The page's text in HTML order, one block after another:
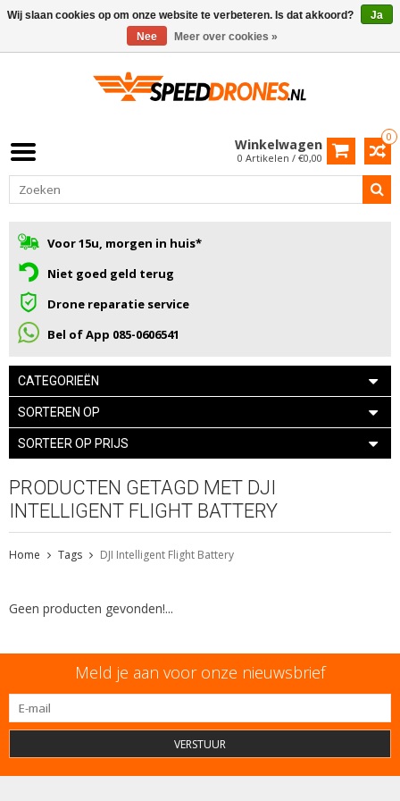
0
Winkelwagen
0 Artikelen / €0,00
Voor 15u, morgen in huis*
Niet goed geld terug
Drone reparatie service
Bel of App 085-0606541
CATEGORIEËN
SORTEREN OP
SORTEER OP PRIJS
PRODUCTEN GETAGD MET DJI
INTELLIGENT FLIGHT BATTERY
Home Tags DJI Intelligent Flight Battery
Geen producten gevonden!...
Meld je aan voor onze nieuwsbrief
VERSTUUR
Wij slaan cookies op om onze website te verbeteren. Is dat akkoord?
Ja
Nee
Meer over cookies »